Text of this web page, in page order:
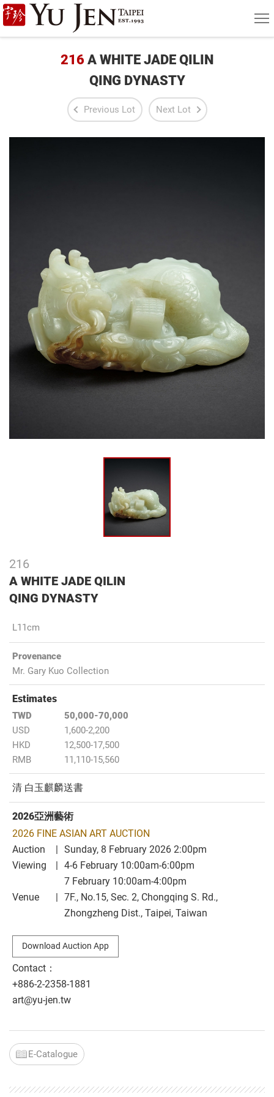
Yu
Jen
Taipei
Antique
216 A WHITE JADE QILIN
QING DYNASTY
Previous Lot Next Lot
216
A WHITE JADE QILIN
QING DYNASTY
L11cm
Provenance
Mr. Gary Kuo Collection
Estimates
TWD
50,000-70,000
USD
1,600-2,200
HKD
12,500-17,500
RMB
11,110-15,560
清 白玉麒麟送書
2026亞洲藝術
2026 FINE ASIAN ART AUCTION
Auction
Sunday, 8 February 2026 2:00pm
Viewing
4-6 February 10:00am-6:00pm
7 February 10:00am-4:00pm
Venue
7F., No.15, Sec. 2, Chongqing S. Rd.,
Zhongzheng Dist., Taipei, Taiwan
Download Auction App
Contact：
+886-2-2358-1881
art@yu-jen.tw
E-Catalogue